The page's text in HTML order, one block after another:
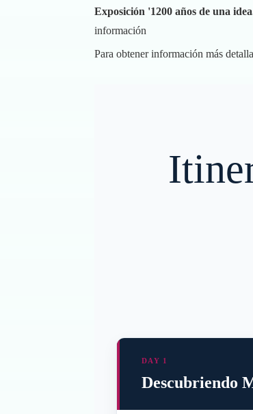
Exposición '1200 años de una
información
Para obtener información más
DAY 1
Descubriendo